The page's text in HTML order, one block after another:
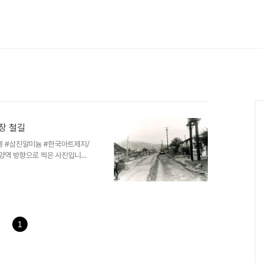
철길
#삼진알미늄 #한국아트제지/
방향으로 찍은 사진입니다.
자아파트, 1986년 신축, 안양
리산정상에 1개 분대 정도가
1